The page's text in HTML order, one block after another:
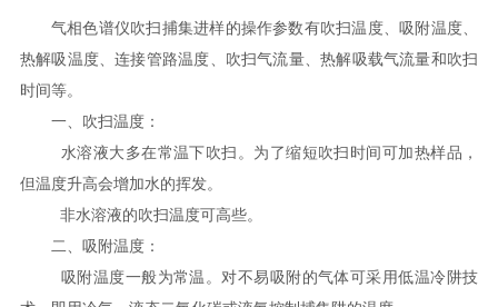
气相色谱仪吹扫捕集进样的操作参数有吹扫温度、吸附温度、
热解吸温度、连接管路温度、吹扫气流量、热解吸载气流量和吹扫
时间等。
一、吹扫温度：
水溶液大多在常温下吹扫。为了缩短吹扫时间可加热样品，
但温度升高会增加水的挥发。
非水溶液的吹扫温度可高些。
二、吸附温度：
吸附温度一般为常温。对不易吸附的气体可采用低温冷阱技